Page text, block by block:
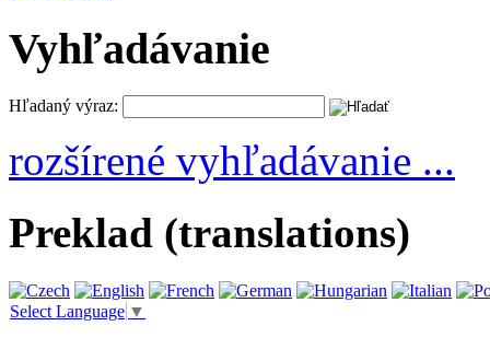
Vyhľadávanie
Hľadaný výraz:
rozšírené vyhľadávanie ...
Preklad (translations)
Select Language ▼